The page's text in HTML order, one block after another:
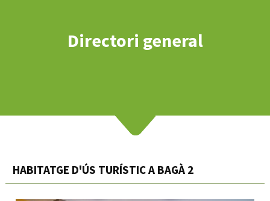
Directori general
HABITATGE D'ÚS TURÍSTIC A BAGÀ 2